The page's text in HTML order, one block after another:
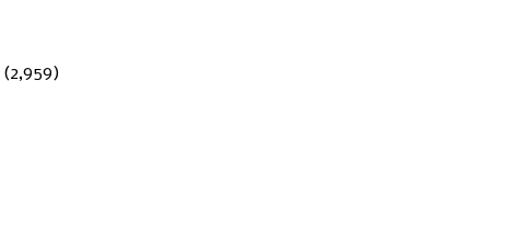
(2,959)